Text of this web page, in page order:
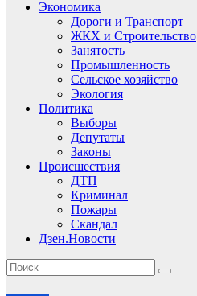
Экономика
Дороги и Транспорт
ЖКХ и Строительство
Занятость
Промышленность
Сельское хозяйство
Экология
Политика
Выборы
Депутаты
Законы
Происшествия
ДТП
Криминал
Пожары
Скандал
Дзен.Новости